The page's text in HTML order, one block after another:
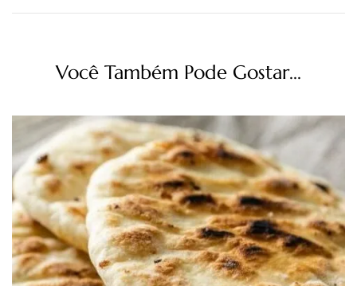
Você Também Pode Gostar...